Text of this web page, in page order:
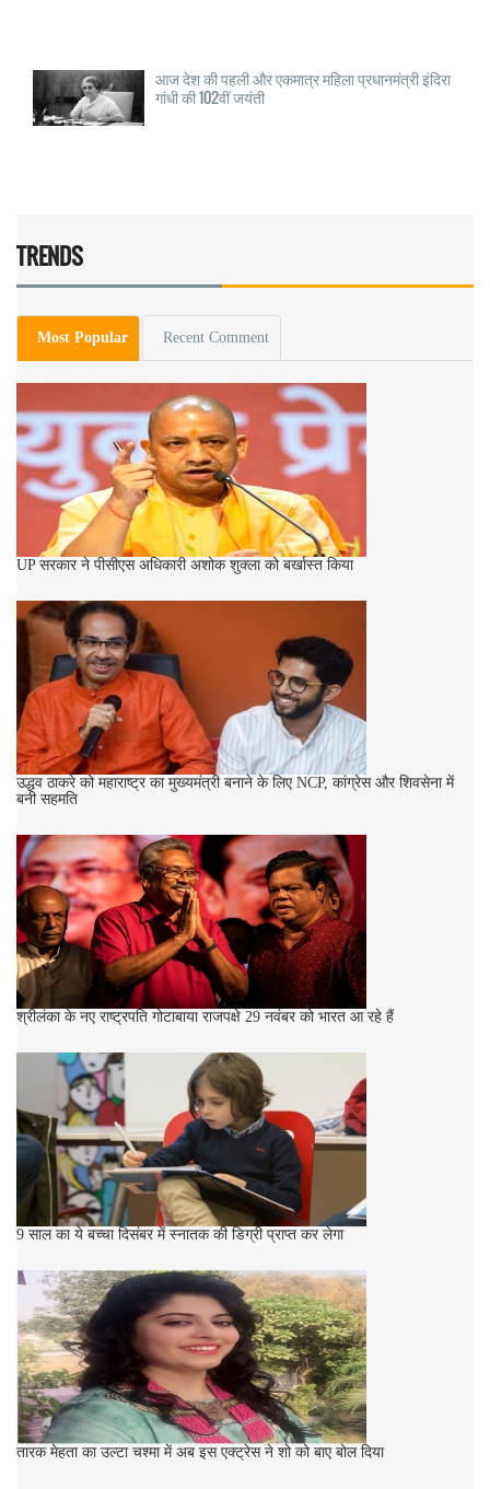
आज देश की पहली और एकमात्र महिला प्रधानमंत्री इंदिरा
गांधी की 102वीं जयंती
TRENDS
Most Popular Recent Comment
UP सरकार ने पीसीएस अधिकारी अशोक शुक्ला को बर्खास्त किया
उद्धव ठाकरे को महाराष्ट्र का मुख्यमंत्री बनाने के लिए NCP, कांग्रेस और शिवसेना में
बनी सहमति
श्रीलंका के नए राष्ट्रपति गोटाबाया राजपक्षे 29 नवंबर को भारत आ रहे हैं
9 साल का ये बच्चा दिसंबर में स्नातक की डिग्री प्राप्त कर लेगा
तारक मेहता का उल्टा चश्मा में अब इस एक्ट्रेस ने शो को बाए बोल दिया